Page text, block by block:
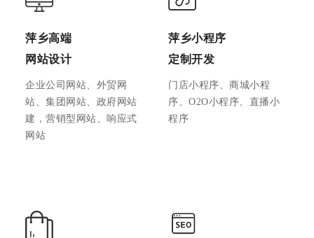
萍乡高端
网站设计
企业公司网站、外贸网
站、集团网站、政府网站
建，营销型网站、响应式
网站
萍乡小程序
定制开发
门店小程序、商城小程
序、O2O小程序、直播小
程序